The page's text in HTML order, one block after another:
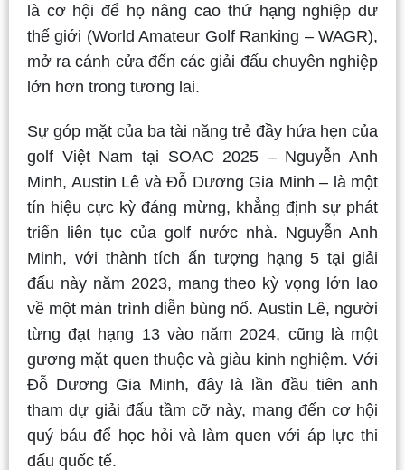
là cơ hội để họ nâng cao thứ hạng nghiệp dư
thế giới (World Amateur Golf Ranking – WAGR),
mở ra cánh cửa đến các giải đấu chuyên nghiệp
lớn hơn trong tương lai.
Sự góp mặt của ba tài năng trẻ đầy hứa hẹn của
golf Việt Nam tại SOAC 2025 – Nguyễn Anh
Minh, Austin Lê và Đỗ Dương Gia Minh – là một
tín hiệu cực kỳ đáng mừng, khẳng định sự phát
triển liên tục của golf nước nhà. Nguyễn Anh
Minh, với thành tích ấn tượng hạng 5 tại giải
đấu này năm 2023, mang theo kỳ vọng lớn lao
về một màn trình diễn bùng nổ. Austin Lê, người
từng đạt hạng 13 vào năm 2024, cũng là một
gương mặt quen thuộc và giàu kinh nghiệm. Với
Đỗ Dương Gia Minh, đây là lần đầu tiên anh
tham dự giải đấu tầm cỡ này, mang đến cơ hội
quý báu để học hỏi và làm quen với áp lực thi
đấu quốc tế.